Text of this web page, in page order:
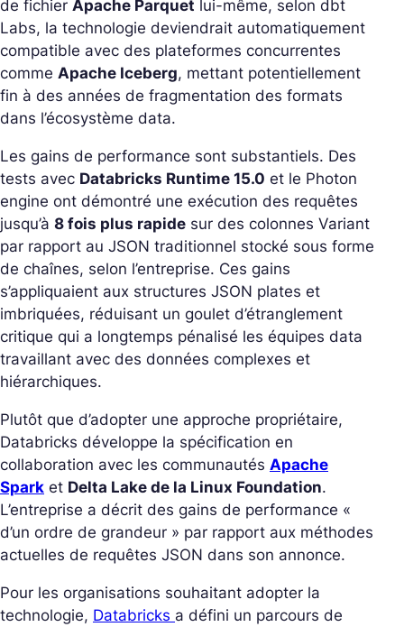
de fichier Apache Parquet lui-même, selon dbt
Labs, la technologie deviendrait automatiquement
compatible avec des plateformes concurrentes
comme Apache Iceberg, mettant potentiellement
fin à des années de fragmentation des formats
dans l’écosystème data.
Les gains de performance sont substantiels. Des
tests avec Databricks Runtime 15.0 et le Photon
engine ont démontré une exécution des requêtes
jusqu’à 8 fois plus rapide sur des colonnes Variant
par rapport au JSON traditionnel stocké sous forme
de chaînes, selon l’entreprise. Ces gains
s’appliquaient aux structures JSON plates et
imbriquées, réduisant un goulet d’étranglement
critique qui a longtemps pénalisé les équipes data
travaillant avec des données complexes et
hiérarchiques.
Plutôt que d’adopter une approche propriétaire,
Databricks développe la spécification en
collaboration avec les communautés Apache
Spark et Delta Lake de la Linux Foundation.
L’entreprise a décrit des gains de performance «
d’un ordre de grandeur » par rapport aux méthodes
actuelles de requêtes JSON dans son annonce.
Pour les organisations souhaitant adopter la
technologie, Databricks a défini un parcours de